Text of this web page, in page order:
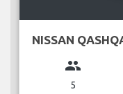
NISSAN
group
5